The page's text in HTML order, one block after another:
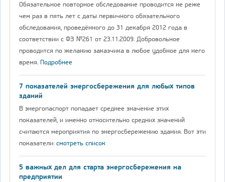
Обязательное повторное обследование проводится не реже
чем раз в пять лет с даты первичного обязательного
обследования, проведённого до 31 декабря 2012 года в
соответствии с ФЗ №261 от 23.11.2009. Добровольное
проводится по желанию заказчика в любое удобное для него
время. Подробнее
7 показателей энергосбережения для любых типов
зданий
В энергопаспорт попадает среднее значение этих
показателей, и именно относительно средних значений
считаются мероприятия по энергосбережению здания. Вот эти
показатели: смотреть список
5 важных дел для старта энергосбережения на
предприятии